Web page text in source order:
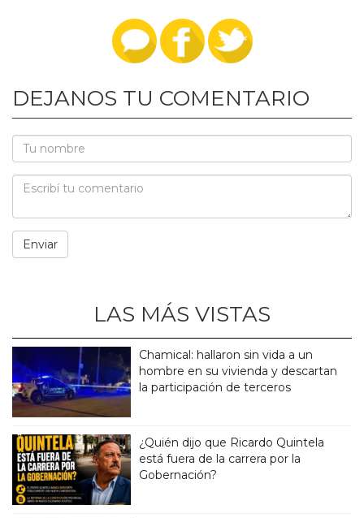
DEJANOS TU COMENTARIO
LAS MÁS VISTAS
Chamical: hallaron sin vida a un
hombre en su vivienda y descartan
la participación de terceros
¿Quién dijo que Ricardo Quintela
está fuera de la carrera por la
Gobernación?